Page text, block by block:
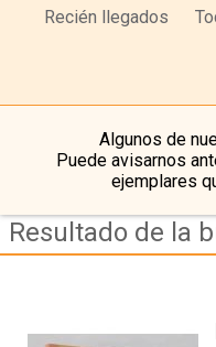
Recién llegados
Algunos de
Puede avisarnos
ejemplares